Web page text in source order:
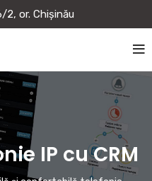
2, or. Chișinău
IP cu CRM